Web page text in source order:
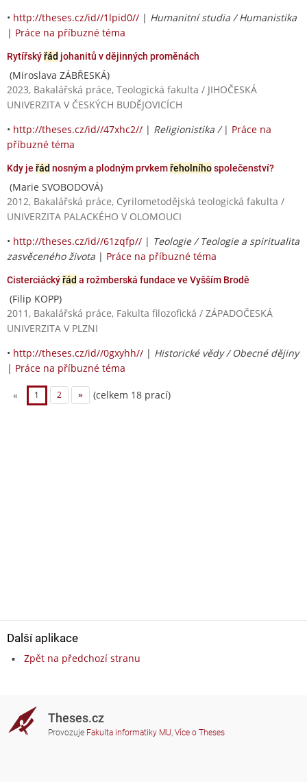
• http://theses.cz/id//1lpid0// | Humanitní studia / Humanistika
| Práce na příbuzné téma
Rytířskýřád johanitů v dějinných proměnách
(Miroslava ZÁBŘESKÁ)
2023, Bakalářská práce, Teologická fakulta / JIHOČESKÁ
UNIVERZITA V ČESKÝCH BUDĚJOVICÍCH
• http://theses.cz/id//47xhc2// | Religionistika / | Práce na
příbuzné téma
Kdy je řád nosným a plodným prvkemřeholníhospolečenství?
(Marie SVOBODOVÁ)
2012, Bakalářská práce, Cyrilometodějská teologická fakulta /
UNIVERZITA PALACKÉHO V OLOMOUCI
• http://theses.cz/id//61zqfp// | Teologie / Teologie a spiritualita
zasvěceného života | Práce na příbuzné téma
Cisterciáckýřád a rožmberská fundace ve Vyšším Brodě
(Filip KOPP)
2011, Bakalářská práce, Fakulta filozofická / ZÁPADOČESKÁ
UNIVERZITA V PLZNI
• http://theses.cz/id//0gxyhh// | Historické vědy / Obecné dějiny
| Práce na příbuzné téma
« 1 2 » (celkem 18 prací)
Další aplikace
Zpět na předchozí stranu
Theses.cz
Provozuje Fakulta informatiky MU, Více o Theses